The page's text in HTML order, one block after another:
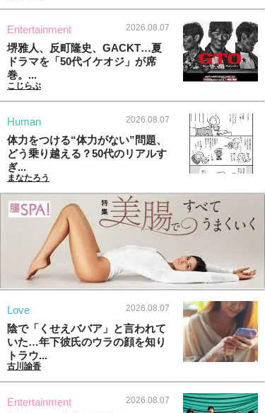
Entertainment 2026.08.07
堺雅人、反町隆史、GACKT…夏
ドラマを「50代イケオジ」が席
巻。...
こじらぶ
Human 2026.08.07
体力をつける“体力がない”問題、
どう乗り越える？50代のリアルす
ぎ...
まなたろう
Love 2026.08.07
陰で「くせえババア」と言われて
いた…年下彼氏のウラの顔を知り
トラウ...
古川諭香
Entertainment 2026.08.07